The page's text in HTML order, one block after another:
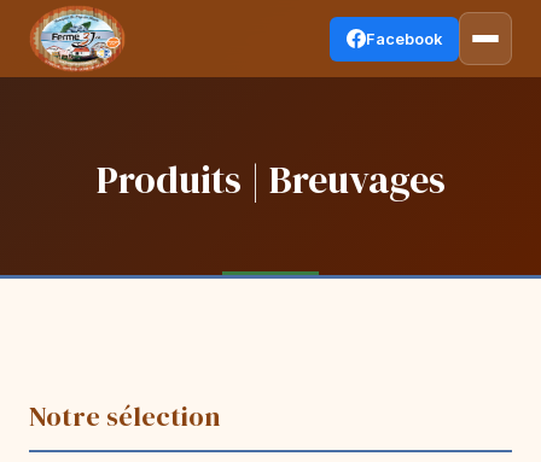
Facebook
Produits | Breuvages
Notre sélection